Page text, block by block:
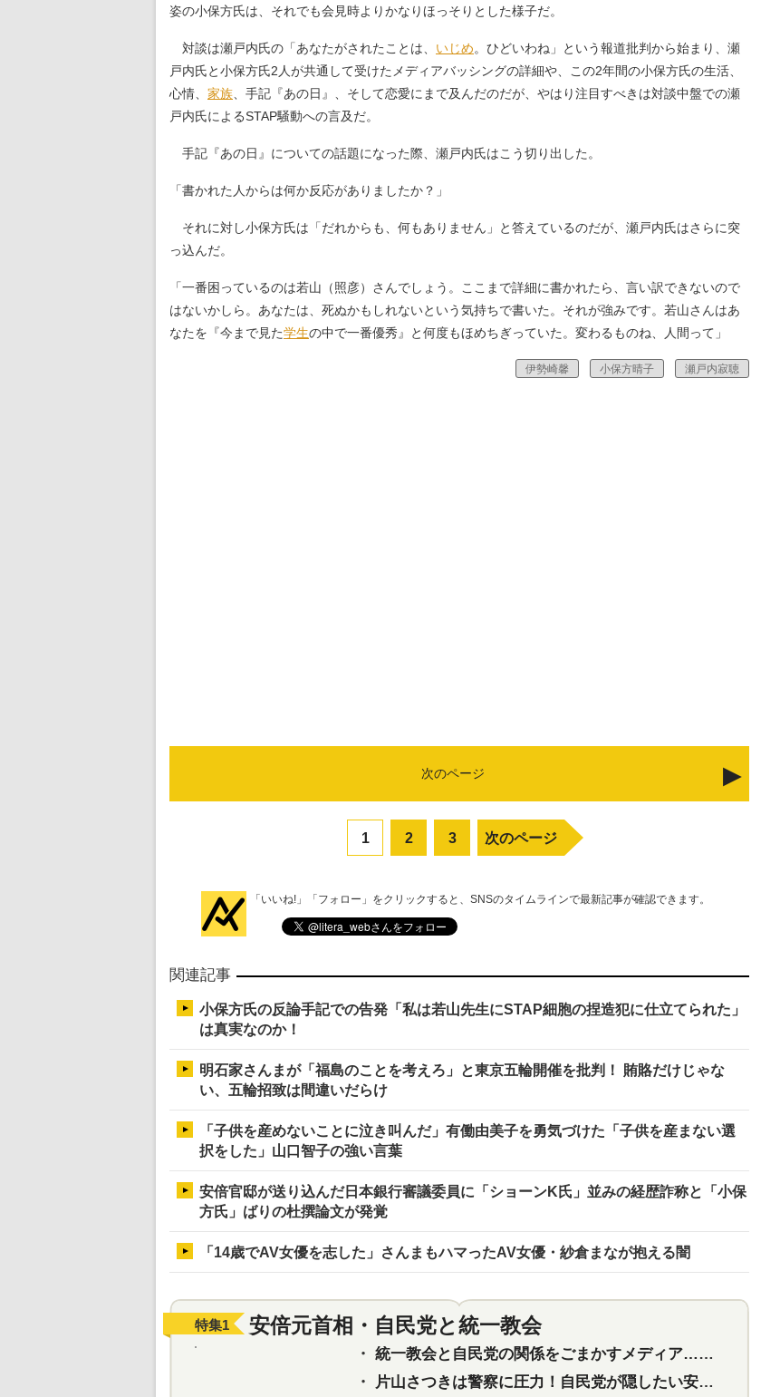
姿の小保方氏は、それでも会見時よりかなりほっそりとした様子だ。
対談は瀬戸内氏の「あなたがされたことは、 いじめ。ひどいわね」という報道批判から始まり、瀬
戸内氏と小保方氏2人が共通して受けたメディアバッシングの詳細や、この2年間の小保方氏の生活、
心情、 家族 、手記『あの日』、そして恋愛にまで及んだのだが、やはり注目すべきは対談中盤での瀬
戸内氏によるSTAP騒動への言及だ。
手記『あの日』についての話題になった際、瀬戸内氏はこう切り出した。
「書かれた人からは何か反応がありましたか？」
それに対し小保方氏は「だれからも、何もありません」と答えているのだが、瀬戸内氏はさらに突
っ込んだ。
「一番困っているのは若山（照彦）さんでしょう。ここまで詳細に書かれたら、言い訳できないので
はないかしら。あなたは、死ぬかもしれないという気持ちで書いた。それが強みです。若山さんはあ
なたを『今まで見た学生の中で一番優秀』と何度もほめちぎっていた。変わるものね、人間って」
伊勢崎馨 小保方晴子 瀬戸内寂聴
次のページ
1 2 3 次のページ
「いいね!」「フォロー」をクリックすると、SNSのタイムラインで最新記事が確認できます。
関連記事
小保方氏の反論手記での告発「私は若山先生にSTAP細胞の捏造犯に仕立てられた」
は真実なのか！
明石家さんまが「福島のことを考えろ」と東京五輪開催を批判！ 賄賂だけじゃな
い、五輪招致は間違いだらけ
「子供を産めないことに泣き叫んだ」有働由美子を勇気づけた「子供を産まない選
択をした」山口智子の強い言葉
安倍官邸が送り込んだ日本銀行審議委員に「ショーンK氏」並みの経歴詐称と「小保
方氏」ばりの杜撰論文が発覚
「14歳でAV女優を志した」さんまもハマったAV女優・紗倉まなが抱える闇
特集1 安倍元首相・自民党と統一教会
・ 統一教会と自民党の関係をごまかすメディア…民放は有田芳生に発言自粛を要求
・
片山さつきは警察に圧力！自民党が隠したい安倍元首相と統一教会の深い関係